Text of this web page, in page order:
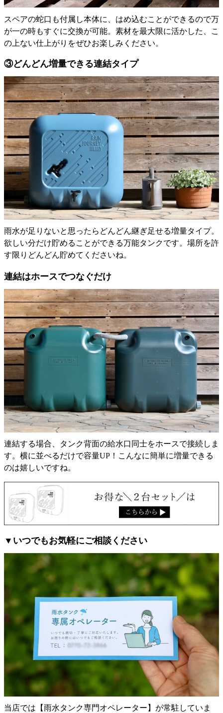
スペアの蛇口も付属し本体に、はめ込むことができるので万
が一の時もすぐに交換が可能。素材を最大限に活かした、こ
の上ない仕上がりをぜひお楽しみください。
③どんどん増量できる連結タイプ
雨水が足りないと思ったらどんどん継ぎ足せる増量タイプ。
欲しい分だけ貯めることができる万能タンクです。場所を許
す限りどんどん貯めてくださいね。
連結はホースでつなぐだけ
連結する場合、タンク背面の給水口同士をホースで接続しま
す。横に並べるだけで容量UP！こんなに簡単に増量できる
のは嬉しいですね。
▼いつでもお気軽にご相談ください
当店では【雨水タンク専門オペレーター】が常駐していま